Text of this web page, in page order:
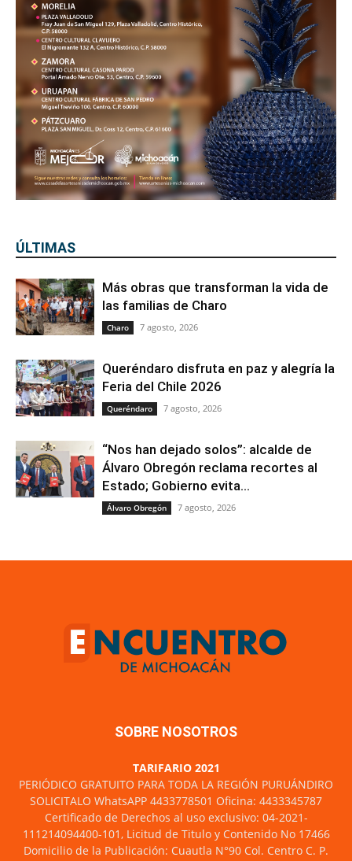
ÚLTIMAS
Más obras que transforman la vida de
las familias de Charo
Charo 7 agosto, 2026
Queréndaro disfruta en paz y alegría la
Feria del Chile 2026
Queréndaro 7 agosto, 2026
“Nos han dejado solos”: alcalde de
Álvaro Obregón reclama recortes al
Estado; Gobierno evita...
Álvaro Obregón 7 agosto, 2026
SOBRE NOSOTROS
TARIFARIO 2021
PERIÓDICO GRATUITO PARA TODA LA REGIÓN PURUÁNDIRO
SOLICITALO WhatsAPP 4433778501 Oficina: 4433345787
Certificado de Derechos al uso exclusivo: 04-2021-
111214094400-101, Licitud de Titulo y Contenido No 17466
Domicilio de la Publicación: Cuautla N°90 Col. Centro C. P.